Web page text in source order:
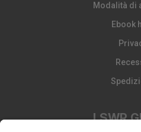
Modalità di
Ebook
LSWR